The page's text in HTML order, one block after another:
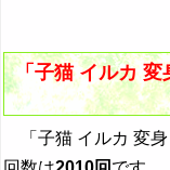
「子猫 イルカ 変
「子猫 イルカ 変身